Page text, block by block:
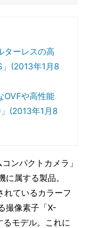
ターレスの高
(2013年1月8
OVFや高性能
(2013年1月8
ンパクトカメラ」
に属する製品。
れているカラーフ
撮像素子「X-
モデル。これに